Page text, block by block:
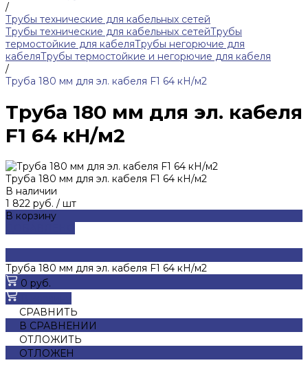
/
Трубы технические для кабельных сетей
Трубы технические для кабельных сетейТрубы
термостойкие для кабеляТрубы негорючие для
кабеляТрубы термостойкие и негорючие для кабеля
/
Труба 180 мм для эл. кабеля F1 64 кН/м2
Труба 180 мм для эл. кабеля
F1 64 кН/м2
Труба 180 мм для эл. кабеля F1 64 кН/м2
В наличии
1 822 руб. / шт
В корзину
Труба 180 мм для эл. кабеля F1 64 кН/м2
0 руб.
СРАВНИТЬ
В СРАВНЕНИИ
ОТЛОЖИТЬ
ОТЛОЖЕН